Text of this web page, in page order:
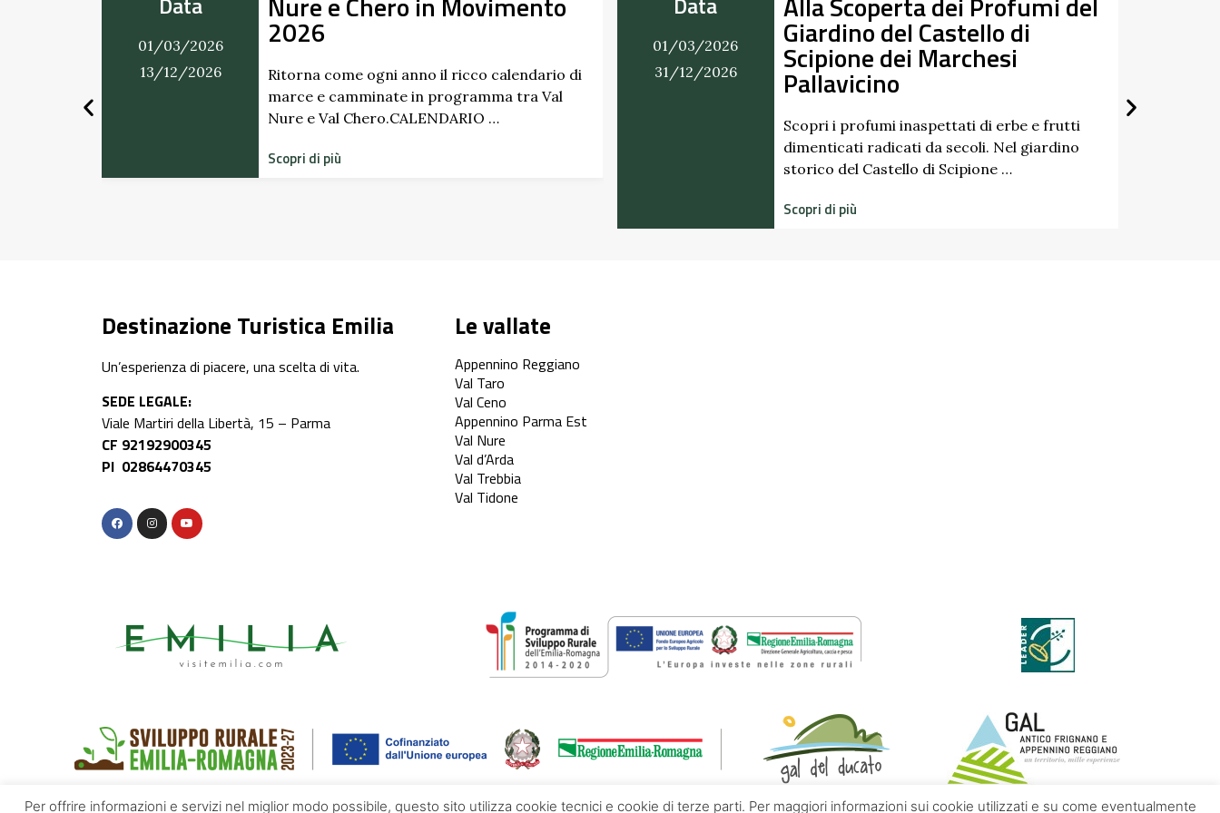
il ricco calendario di
tra Val
01/03/2026
31/12/2026
Pallavicino
Scopri i profumi inaspettati di erbe e frutti
07/03/2026
27/09/2026
Riscoperta dei Fiumi Gemelli
Un percorso a tappe tra natura, storia e
paesaggi dell’Appennino: è questo lo spirito
di “Tra Taro e Ceno”, un’iniziativa …
Scopri di più
Destinazione Turistica Emilia
Un’esperienza di piacere, una scelta di vita.
SEDE LEGALE:
Viale Martiri della Libertà, 15 – Parma
CF 92192900345
PI 02864470345
Le vallate
Appennino Reggiano
Val Taro
Val Ceno
Appennino Parma Est
Val Nure
Val d’Arda
Val Trebbia
Val Tidone
Per offrire informazioni e servizi nel miglior modo possibile, questo sito utilizza cookie tecnici e cookie di terze parti. Per maggiori informazioni sui cookie utilizzati e su come eventualmente